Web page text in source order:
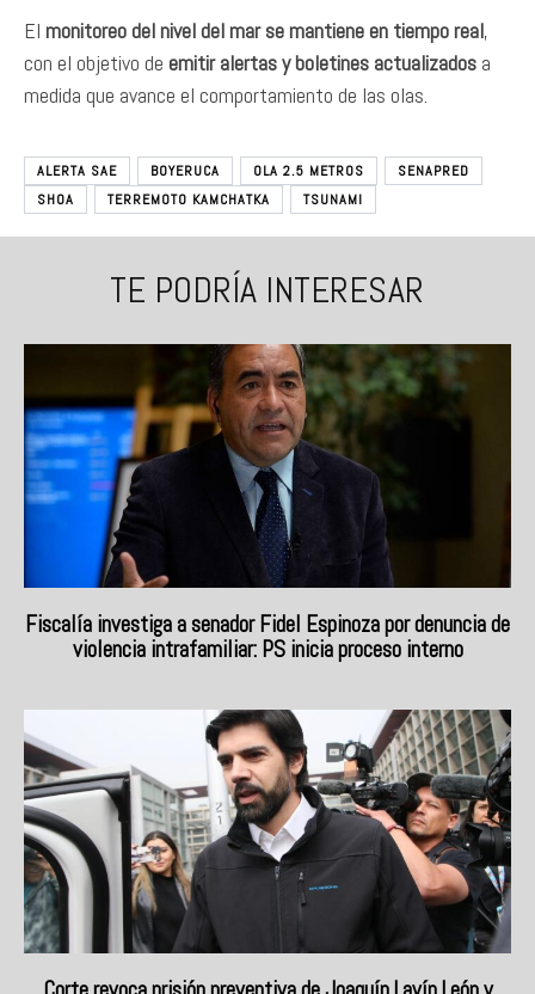
El monitoreo del nivel del mar se mantiene en tiempo real,
con el objetivo de emitir alertas y boletines actualizados a
medida que avance el comportamiento de las olas.
ALERTA SAE BOYERUCA OLA 2.5 METROS
SENAPRED
SHOA
TERREMOTO KAMCHATKA TSUNAMI
TE PODRÍA INTERESAR
Fiscalía investiga a senador Fidel Espinoza por denuncia de
violencia intrafamiliar: PS inicia proceso interno